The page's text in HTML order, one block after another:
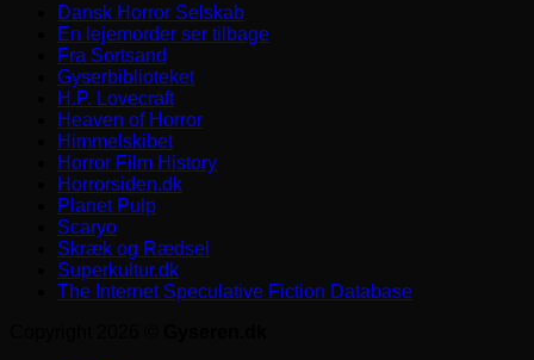
Dansk Horror Selskab
En lejemorder ser tilbage
Fra Sortsand
Gyserbiblioteket
H.P. Lovecraft
Heaven of Horror
Himmelskibet
Horror Film History
Horrorsiden.dk
Planet Pulp
Scaryo
Skræk og Rædsel
Superkultur.dk
The Internet Speculative Fiction Database